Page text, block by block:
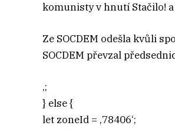
komunisty v hnutí Stačilo!
Ze SOCDEM odešla kvůli
SOCDEM převzal
‚;
} else {
let zoneId = ‚78406‘;